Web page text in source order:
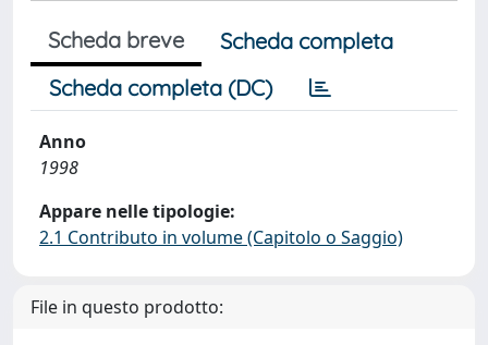
Scheda breve
Scheda completa
Scheda completa (DC)
Anno
1998
Appare nelle tipologie:
2.1 Contributo in volume (Capitolo o Saggio)
File in questo prodotto: